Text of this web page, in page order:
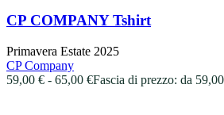
CP COMPANY Tshirt
Primavera Estate 2025
CP Company
59,00 € - 65,00 €Fascia di prezzo: da